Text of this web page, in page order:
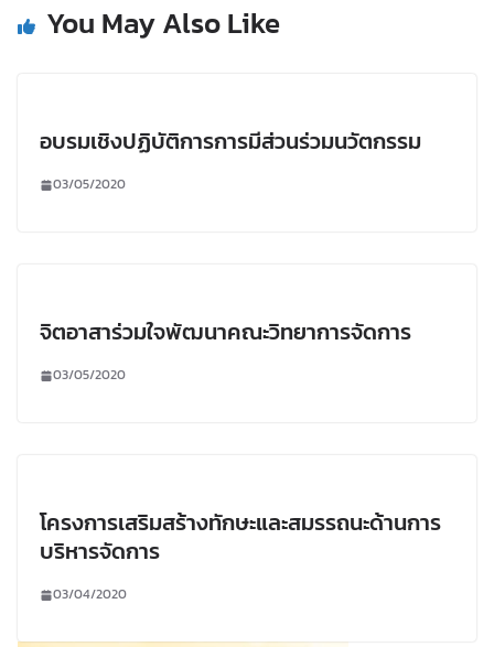
You May Also Like
อบรมเชิงปฏิบัติการการมีส่วนร่วมนวัตกรรม
03/05/2020
จิตอาสาร่วมใจพัฒนาคณะวิทยาการจัดการ
03/05/2020
โครงการเสริมสร้างทักษะและสมรรถนะด้านการ
บริหารจัดการ
03/04/2020